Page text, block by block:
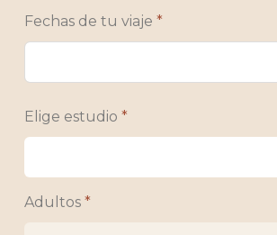
+1
Fechas de tu viaje *
Elige estudio *
Adultos *